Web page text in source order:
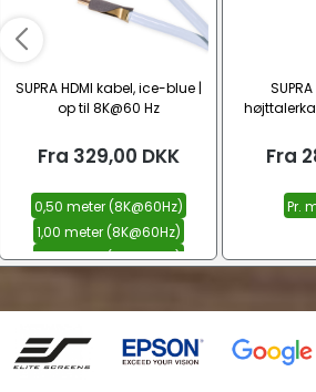
SUPRA HDMI kabel, ice-blue |
op til 8K@60 Hz
Fra 329,00 DKK
0,50 meter (8K@60Hz)
1,00 meter (8K@60Hz)
1,50 meter (8K@60Hz)
Fra
Pr.